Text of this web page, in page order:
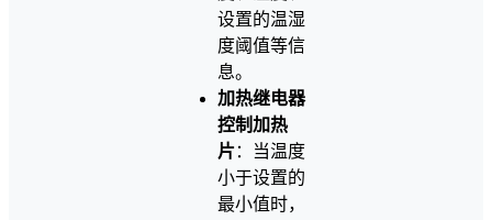
设置的温湿
度阈值等信
息。
加热继电器
控制加热
片：当温度
小于设置的
最小值时，